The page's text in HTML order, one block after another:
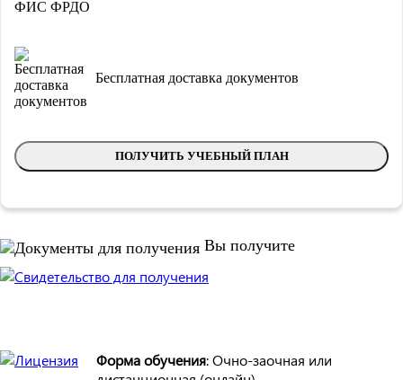
Форма обучения: Очно-заочная или
Бесплатная доставка документов
ПОЛУЧИТЬ УЧЕБНЫЙ ПЛАН
Вы получите